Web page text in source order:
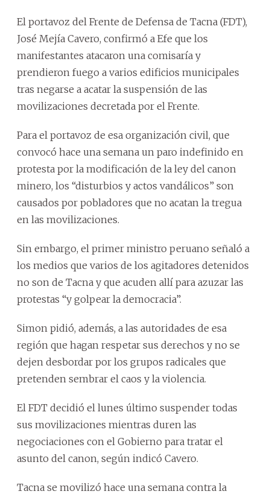
El portavoz del Frente de Defensa de Tacna (FDT),
José Mejía Cavero, confirmó a Efe que los
manifestantes atacaron una comisaría y
prendieron fuego a varios edificios municipales
tras negarse a acatar la suspensión de las
movilizaciones decretada por el Frente.
Para el portavoz de esa organización civil, que
convocó hace una semana un paro indefinido en
protesta por la modificación de la ley del canon
minero, los “disturbios y actos vandálicos” son
causados por pobladores que no acatan la tregua
en las movilizaciones.
Sin embargo, el primer ministro peruano señaló a
los medios que varios de los agitadores detenidos
no son de Tacna y que acuden allí para azuzar las
protestas “y golpear la democracia”.
Simon pidió, además, a las autoridades de esa
región que hagan respetar sus derechos y no se
dejen desbordar por los grupos radicales que
pretenden sembrar el caos y la violencia.
El FDT decidió el lunes último suspender todas
sus movilizaciones mientras duren las
negociaciones con el Gobierno para tratar el
asunto del canon, según indicó Cavero.
Tacna se movilizó hace una semana contra la